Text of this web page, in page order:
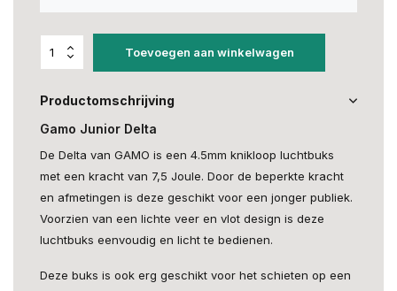
Toevoegen aan winkelwagen
Productomschrijving
Gamo Junior Delta
De Delta van GAMO is een 4.5mm knikloop luchtbuks
met een kracht van 7,5 Joule. Door de beperkte kracht
en afmetingen is deze geschikt voor een jonger publiek.
Voorzien van een lichte veer en vlot design is deze
luchtbuks eenvoudig en licht te bedienen.
Deze buks is ook erg geschikt voor het schieten op een